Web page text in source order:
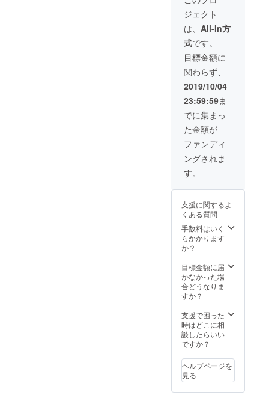
かの力
になり
ます。
※支援
時、備
考欄に
『お名
前 or
ニック
ネー
ム』を
ご記入
くださ
い。ご
記入さ
れない
方はID
されま
載 ※
トップ
ページ
リンク
Mサイ
ズは6件
以上購
入が
あった
場合、
ランダ
ム表示
となり
ます。
この問
題や解
決につ
お寄せ
けま
す。 ぜ
ひ、あ
なたの
で、支
援のお
気持ち
してく
ださ
い！
きっ
の問題
に取り
組む誰
かの力
トップ
ページ
リンク
Mサイ
ズ ⑤ご
指定の
１店舗
につい
て、
deposi
の新規
登録・
情報更
新を優
先的に
対応い
たしま
項は画
載 ※
トップ
ページ
リンク
以上購
入が
あった
ム表示
となり
ます。
この問
決につ
いての
想いを
お寄せ
乗せる
ために
大切に
使わせ
ていた
だきま
す。 ①
お礼の
メール
②お名
前掲載
（1ブ
ロック
目） ③
応援
メッ
セージ
ロック
トップ
ページ
リンクL
サイズ
店舗に
つい
て、
登録・
情報更
新を優
先的に
たしま
す。 ※
注意事
項は画
ジェクト
は、 All-In方
式です。
目標金額に
関わらず、
2019/10/04
23:59:59ま
でに集まっ
た金額が
ファンディ
ングされま
す。
支援に関するよ
くある質問
手数料はいく
らかかります
か？
目標金額に届
かなかった場
合どうなりま
すか？
支援で困った
時はどこに相
談したらいい
ですか？
ヘルプページを
見る